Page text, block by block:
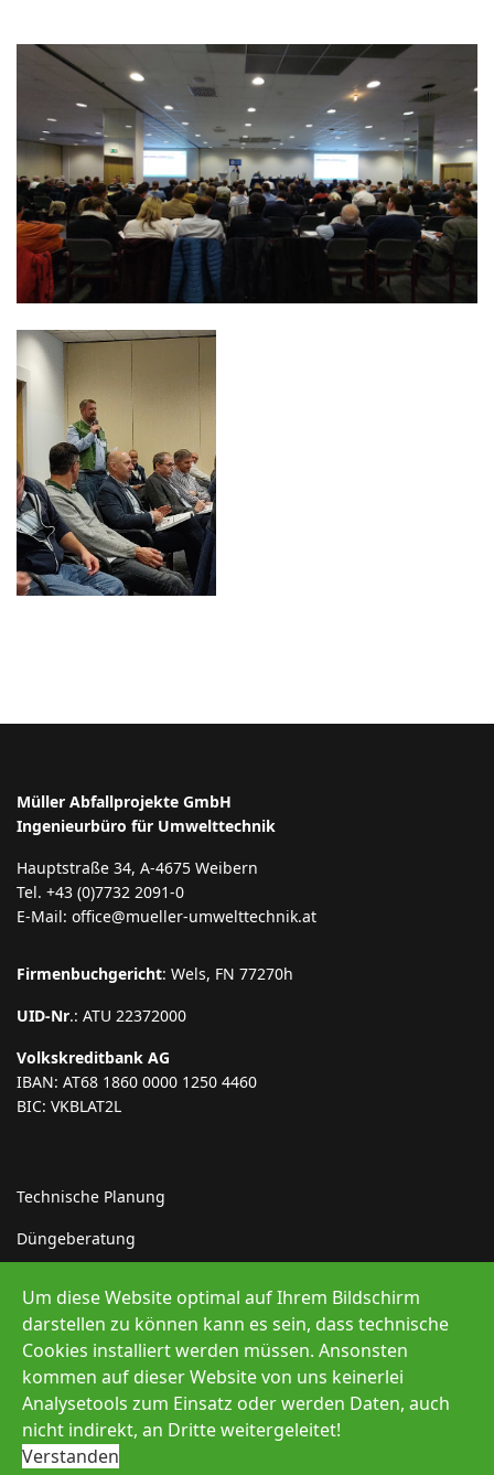
Müller Abfallprojekte GmbH
Ingenieurbüro für Umwelttechnik
Hauptstraße 34, A-4675 Weibern
Tel. +43 (0)7732 2091-0
E-Mail: office@mueller-umwelttechnik.at
Firmenbuchgericht: Wels, FN 77270h
UID-Nr.: ATU 22372000
Volkskreditbank AG
IBAN: AT68 1860 0000 1250 4460
BIC: VKBLAT2L
Technische Planung
Düngeberatung
Erneuerbare Energie
© 2026 Müller Abfallprojekte GmbH
Um diese Website optimal auf Ihrem Bildschirm
darstellen zu können kann es sein, dass technische
Cookies installiert werden müssen. Ansonsten
kommen auf dieser Website von uns keinerlei
Analysetools zum Einsatz oder werden Daten, auch
nicht indirekt, an Dritte weitergeleitet!
Verstanden